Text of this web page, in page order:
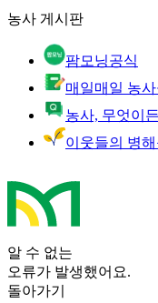
농사 게시판
팜모닝공식
매일매일 농
농사, 무엇이
이웃들의 병
알 수 없는
오류가 발생했어요.
돌아가기